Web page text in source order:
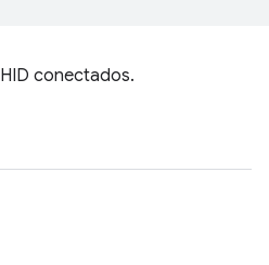
conectados.